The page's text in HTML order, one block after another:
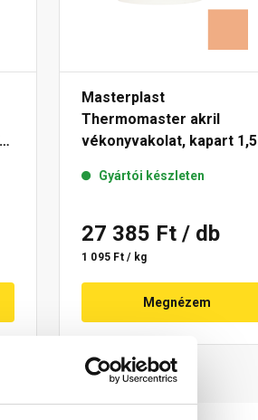
Masterplast
Thermomaster akril
vékonyvakolat, kapart 1,5
Gyártói készleten
27 385 Ft / db
1 095 Ft / kg
Megnézem